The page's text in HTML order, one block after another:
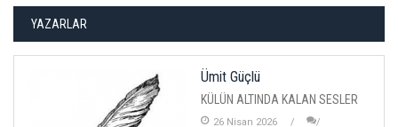
YAZARLAR
Ümit Güçlü
KÜLÜN ALTINDA KALAN SESLER
26 Nisan 2026